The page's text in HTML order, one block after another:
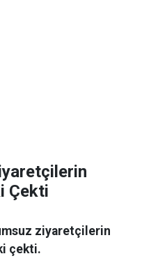
Çekti
ziyaretçilerin
çekti.